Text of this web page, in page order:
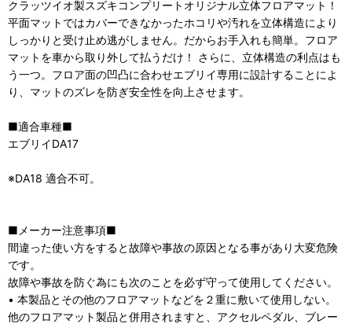
クラッツイオ製スズキコンプリートオリジナル立体フロアマット！
平面マットではカバーできなかったホコリや汚れを立体構造により
しっかりと受け止め逃がしません。だからお手入れも簡単。フロア
マットを車から取り外して払うだけ！ さらに、立体構造の利点はも
う一つ。フロア面の凹凸に合わせエブリイ専用に設計することによ
り、マットのズレを防ぎ安全性を向上させます。
■適合車種■
エブリイDA17
※DA18 適合不可。
■メーカー注意事項■
間違った使い方をすると故障や事故の原因となる事があり大変危険
です。
故障や事故を防ぐ為にも次のことを必ず守って使用してください。
• 本製品とその他のフロアマットなどを２重に敷いて使用しない。
他のフロアマット製品と併用されますと、アクセルペダル、ブレー